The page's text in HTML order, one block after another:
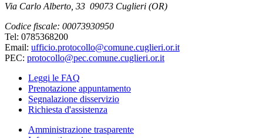
Via Carlo Alberto, 33 09073 Cuglieri (OR)
Codice fiscale: 00073930950
Tel: 0785368200
Email: ufficio.protocollo@comune.cuglieri.or.it
PEC: protocollo@pec.comune.cuglieri.or.it
Leggi le FAQ
Prenotazione appuntamento
Segnalazione disservizio
Richiesta d'assistenza
Amministrazione trasparente